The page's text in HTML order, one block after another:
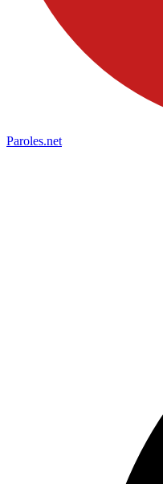
Paroles.net